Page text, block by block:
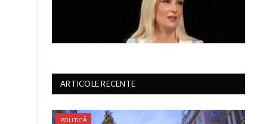
ARTICOLE RECENTE
POLITICĂ